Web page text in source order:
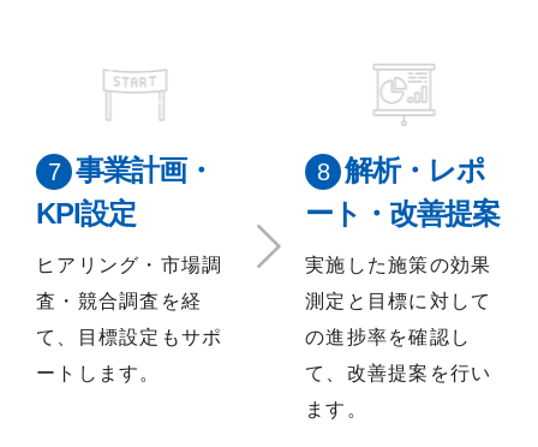
事業計画・
KPI設定
ヒアリング・市場調
査・競合調査を経
て、目標設定もサポ
ートします。
解析・レポ
ート・改善提案
実施した施策の効果
測定と目標に対して
の進捗率を確認し
て、改善提案を行い
ます。